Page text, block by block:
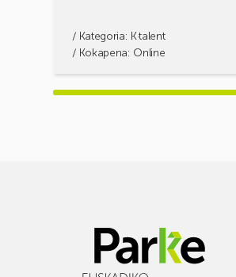
/ Kategoria: K·talent
/ Kokapena: Online